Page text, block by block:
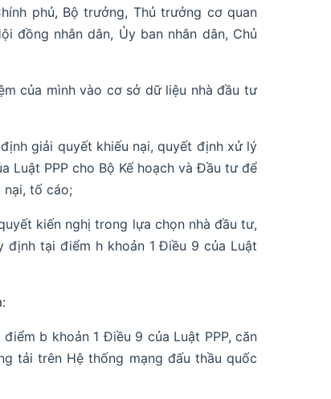
phủ, Bộ trưởng, Thủ trưởng cơ quan
đồng nhân dân, Ủy ban nhân dân, Chủ
của mình vào cơ sở dữ liệu nhà đầu tư
giải quyết khiếu nại, quyết định xử lý
Luật PPP cho Bộ Kế hoạch và Đầu tư để
nại, tố cáo;
kiến nghị trong lựa chọn nhà đầu tư,
tại điểm h khoản 1 Điều 9 của Luật
b khoản 1 Điều 9 của Luật PPP, căn
tải trên Hệ thống mạng đấu thầu quốc